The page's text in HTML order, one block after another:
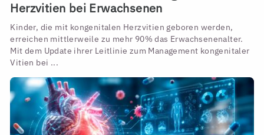
Herzvitien bei Erwachsenen
Kinder, die mit kongenitalen Herzvitien geboren werden,
erreichen mittlerweile zu mehr 90% das Erwachsenenalter.
Mit dem Update ihrer Leitlinie zum Management kongenitaler
Vitien bei ...